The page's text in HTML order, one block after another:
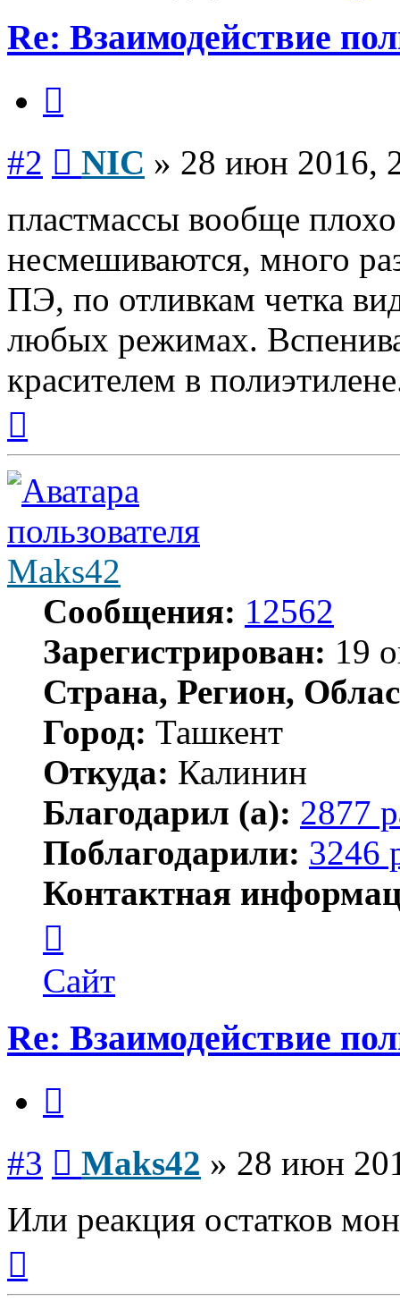
Re: Взаимодействие
#2 NIC » 28 июн 2016,
пластмассы вообще
несмешиваются, много
ПЭ, по отливкам четка
любых режимах.
красителем в
началу
Maks42
Сообщения: 12562
Зарегистрирован: 19
Страна, Регион,
Город: Ташкент
Откуда: Калинин
Благодарил (а): 2877
Поблагодарили: 3246
Контактная
пользователя
Maks42
Сайт
Re: Взаимодействие
#3 Maks42 » 28 июн
Или реакция остатков
началу